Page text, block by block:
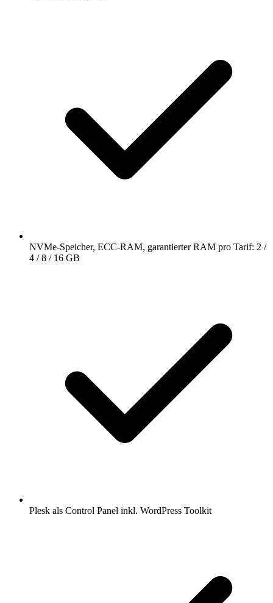
NVMe-Speicher, ECC-RAM, garantierter RAM pro Tarif: 2 /
4 / 8 / 16 GB
Plesk als Control Panel inkl. WordPress Toolkit